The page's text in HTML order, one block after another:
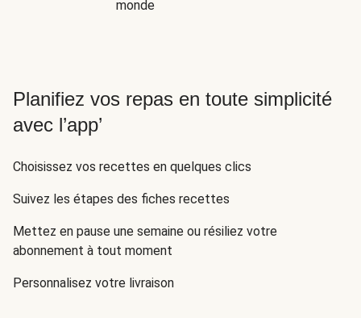
monde
Planifiez vos repas en toute simplicité
avec l’app’
Choisissez vos recettes en quelques clics
Suivez les étapes des fiches recettes
Mettez en pause une semaine ou résiliez votre
abonnement à tout moment
Personnalisez votre livraison